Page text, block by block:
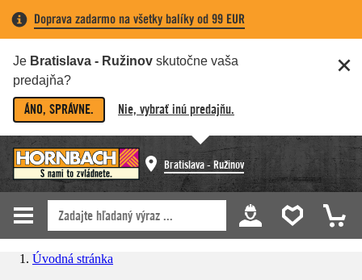
Doprava zadarmo na všetky balíky od 99 EUR
Je Bratislava - Ružinov skutočne vaša
predajňa?
ÁNO, SPRÁVNE. Nie, vybrať inú predajňu.
Bratislava - Ružinov
Úvodná stránka